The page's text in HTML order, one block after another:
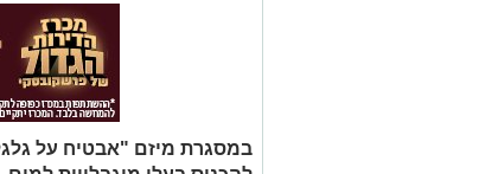
במסגרת מיזם "אבטיח על